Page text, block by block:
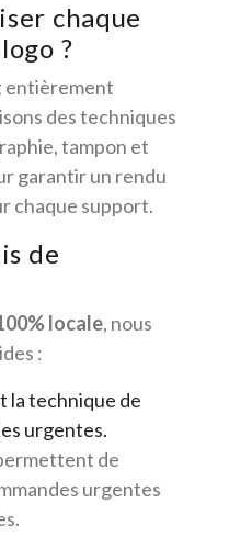
chaque
?
entièrement
des techniques
tampon et
garantir un rendu
chaque support.
de
locale, nous
:
la technique de
urgentes.
de
urgentes